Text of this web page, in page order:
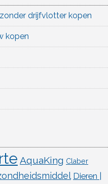
drijfvlotter kopen
kopen
AquaKing Claber
Dieren |